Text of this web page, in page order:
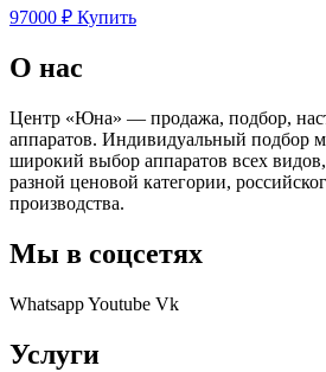
97000 ₽ Купить
О нас
Центр «Юна» — продажа, подбор,
аппаратов. Индивидуальный подбор
широкий выбор аппаратов всех
разной ценовой категории,
производства.
Мы в соцсетях
WhatsappYoutube Vk
Услуги